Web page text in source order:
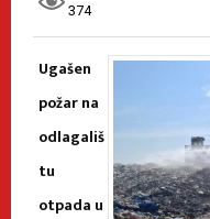
374
Ugašen
požar na
odlagališ
tu
otpada u